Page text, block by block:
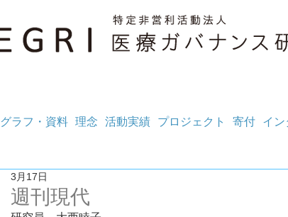
グラフ・資料 理念 活動実績 プロジェクト 寄付 イン
週刊現代
3月17日